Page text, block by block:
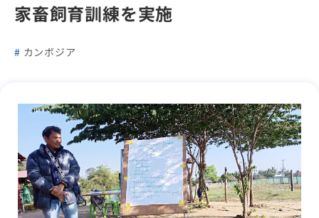
家畜飼育訓練を実施
カンボジア